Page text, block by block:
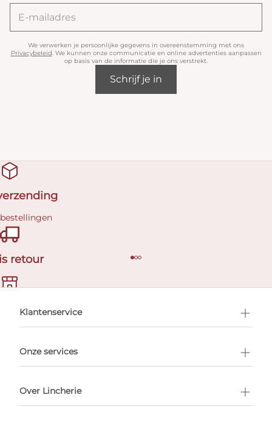
We verwerken je persoonlijke gegevens in overeenstemming met ons
Privacybeleid. We kunnen onze communicatie en online advertenties aanpassen
op basis van de informatie die je ons verstrekt.
Schrijf je in
retour
afspraak
Klantenservice
Onze services
Over Lincherie